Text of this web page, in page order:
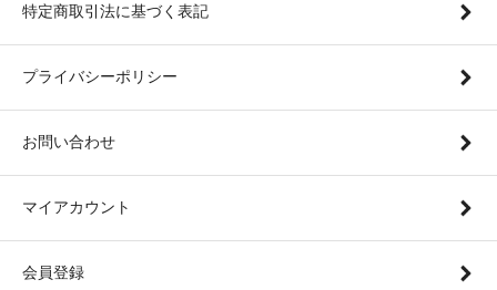
特定商取引法に基づく表記
プライバシーポリシー
お問い合わせ
マイアカウント
会員登録